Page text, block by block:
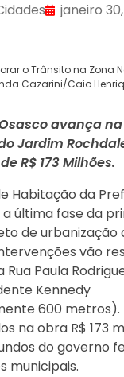
janeiro
o Trânsito na Zona
Cazarini/Caio
avança na
Jardim
R$ 173 Milhões.
Habitação da
a última fase da
de urbanização
vão
Paula
Kennedy
600 metros).
na obra R$ 173
do governo
municipais.